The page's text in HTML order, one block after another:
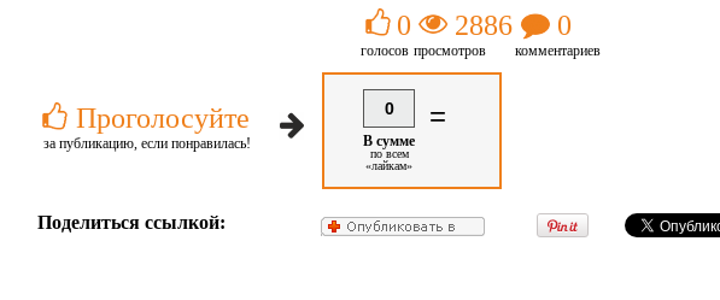
Проголосуйте
за публикацию, если понравилась!
0
голосов
2886
просмотров
0
комментариев
0
В сумме
по всем
«лайкам»
=
Поделиться ссылкой: